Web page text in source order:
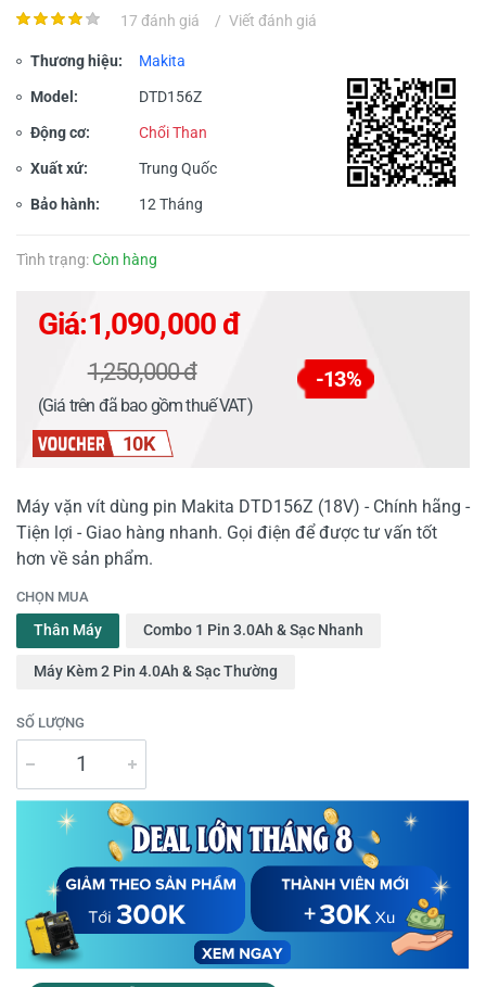
17 đánh giá / Viết đánh giá
Thương hiệu: Makita
Model: DTD156Z
Động cơ: Chổi Than
Xuất xứ: Trung Quốc
Bảo hành: 12 Tháng
Tình trạng:Còn hàng
Giá:1,090,000 đ
1,250,000 đ -13%
(Giá trên đã bao gồm thuế VAT)
10K
Máy vặn vít dùng pin Makita DTD156Z (18V) - Chính hãng -
Tiện lợi - Giao hàng nhanh. Gọi điện để được tư vấn tốt
hơn về sản phẩm.
CHỌN MUA
Thân Máy Combo 1 Pin 3.0Ah & Sạc Nhanh
Máy Kèm 2 Pin 4.0Ah & Sạc Thường
SỐ LƯỢNG